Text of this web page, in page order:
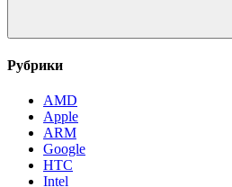
Рубрики
AMD
Apple
ARM
Google
HTC
Intel